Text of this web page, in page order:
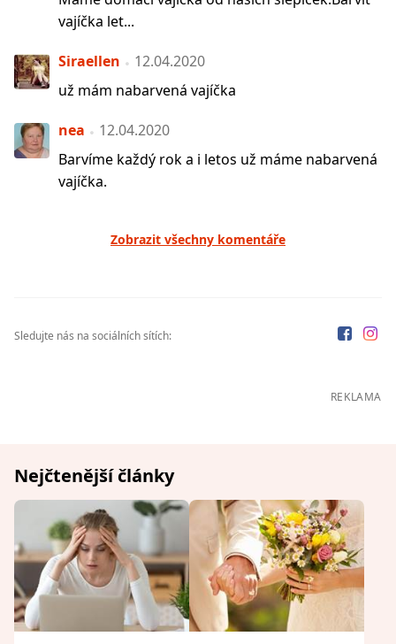
vajíčka let...
Siraellen
12.04.2020
už mám nabarvená vajíčka
nea
12.04.2020
Barvíme každý rok a i letos už máme nabarvená
vajíčka.
Zobrazit všechny komentáře
Sledujte nás na sociálních sítích:
REKLAMA
Nejčtenější články